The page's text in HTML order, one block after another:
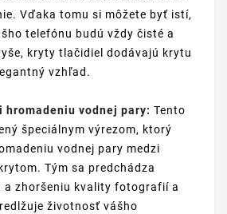
Vďaka tomu si môžete byť istí,
telefónu budú vždy čisté a
kryty tlačidiel dodávajú krytu
vzhľad.
hromadeniu vodnej pary: Tento
špeciálnym výrezom, ktorý
vodnej pary medzi
Tým sa predchádza
a zhoršeniu kvality fotografií a
životnosť vášho